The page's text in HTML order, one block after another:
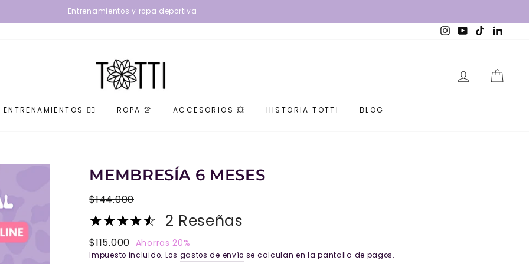
Entrenamientos y ropa deportiva
Instagram
YouTube
TikTok
INGRESAR
ENTRENAMIENTOS 🏋️‍♀️ ROPA 👚 ACCESORIOS 💥 HISTORIA TOTTI BLOG
MEMBRESÍA 6 MESES
Precio
$144.000
2 Reseñas
Precio
de
$115.000 Ahorras 20%
Impuesto incluido. Los gastos de envío se calculan en la pantalla de pagos.